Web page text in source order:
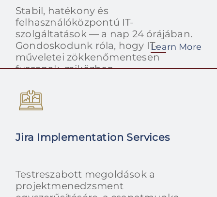
Stabil, hatékony és
felhasználóközpontú IT-
szolgáltatások — a nap 24 órájában.
Gondoskodunk róla, hogy IT-
műveletei zökkenőmentesen
fussanak, miközben
működést.
Learn More
Jira Implementation Services
Testreszabott megoldások a
projektmenedzsment